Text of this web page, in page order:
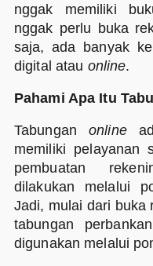
nggak memiliki
nggak perlu buka
saja, ada banyak
digital atau online.
Pahami Apa Itu
Tabunganonline
memiliki pelayanan
pembuatan
dilakukan melalui
Jadi, mulai dari buka
tabungan
digunakan melalui